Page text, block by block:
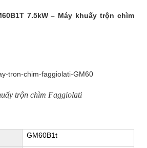
7.5kW – Máy khuấy trộn chìm
trộn chìm Faggiolati
GM60B1t